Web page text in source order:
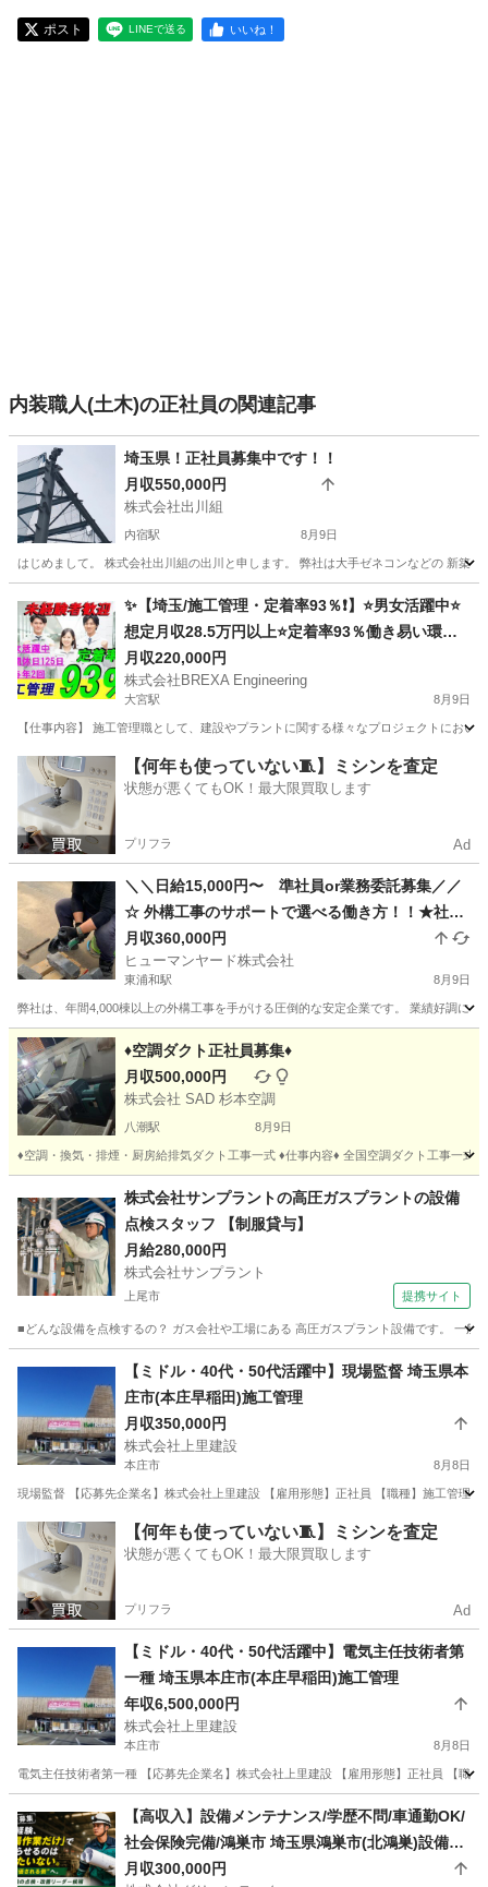
ポスト LINEで送る いいね！
内装職人(土木)の正社員の関連記事
埼玉県！正社員募集中です！！
月収550,000円
株式会社出川組
内宿駅 8月9日
はじめまして。 株式会社出川組の出川と申します。 弊社は大手ゼネコンなどの 新築
内宿駅 鳶職 協力会社
✨【埼玉/施工管理・定着率93％❗】⭐男女活躍中⭐
想定月収28.5万円以上⭐定着率93％働き易い環境
🎶／未経験者積極採用◎選考１回⭐未経験者でも安
心サポート🔰/国家資格が取得できる‼️
月収220,000円
株式会社BREXA Engineering
大宮駅 8月9日
【仕事内容】 施工管理職として、建設やプラントに関する様々なプロジェクトにお
埼玉 さいたま市 大宮駅 施工管理
【何年も使っていない🧵】ミシンを査定
状態が悪くてもOK！最大限買取します
プリフラ Ad
＼＼日給15,000円〜 準社員or業務委託募集／／
☆ 外構工事のサポートで選べる働き方！！★社用
車貸与ｘガソリン代支給
月収360,000円
ヒューマンヤード株式会社
東浦和駅 8月9日
弊社は、年間4,000棟以上の外構工事を手がける圧倒的な安定企業です。 業績好調に
埼玉 川口市 東浦和駅 その他
♦空調ダクト正社員募集♦
月収500,000円
株式会社 SAD 杉本空調
八潮駅 8月9日
♦空調・換気・排煙・厨房給排気ダクト工事一式 ♦仕事内容♦ 全国空調ダクト工事一
八潮駅 その他 ダクト
株式会社サンプラントの高圧ガスプラントの設備
点検スタッフ 【制服貸与】
月給280,000円
株式会社サンプラント
上尾市 提携サイト
■どんな設備を点検するの？ ガス会社や工場にある 高圧ガスプラント設備です。 一
施工管理
【ミドル・40代・50代活躍中】現場監督 埼玉県本
庄市(本庄早稲田)施工管理
月収350,000円
株式会社上里建設
本庄市 8月8日
現場監督 【応募先企業名】株式会社上里建設 【雇用形態】正社員 【職種】施工管理
埼玉 本庄市 施工管理 業務
【何年も使っていない🧵】ミシンを査定
状態が悪くてもOK！最大限買取します
プリフラ Ad
【ミドル・40代・50代活躍中】電気主任技術者第
一種 埼玉県本庄市(本庄早稲田)施工管理
年収6,500,000円
株式会社上里建設
本庄市 8月8日
電気主任技術者第一種 【応募先企業名】株式会社上里建設 【雇用形態】正社員 【職
施工管理 業務
【高収入】設備メンテナンス/学歴不問/車通勤OK/
社会保険完備/鴻巣市 埼玉県鴻巣市(北鴻巣)設備管
理
月収300,000円